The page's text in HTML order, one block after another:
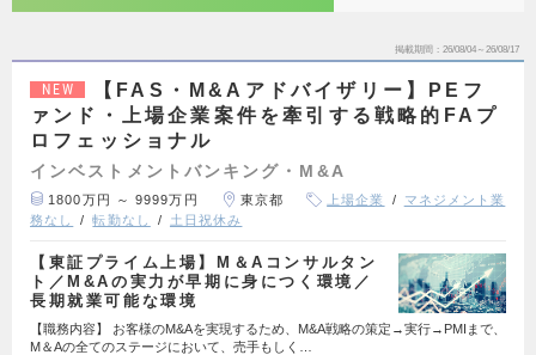
掲載期間 26/08/04～26/08/17
NEW
【FAS・M&Aアドバイザリー】PEフ
ァンド・上場企業案件を牽引する戦略的FAプ
ロフェッショナル
インベストメントバンキング・M&A
1800万円 ～ 9999万円 東京都 上場企業
マネジメント業
務なし
転勤なし 土日祝休み
【東証プライム上場】M＆Aコンサルタン
ト／M&Aの実力が早期に身につく環境／
長期就業可能な環境
【職務内容】 お客様のM&Aを実現するため、M&A戦略の策定→実行→PMIまで、
M＆Aの全てのステージにおいて、売手もしく…